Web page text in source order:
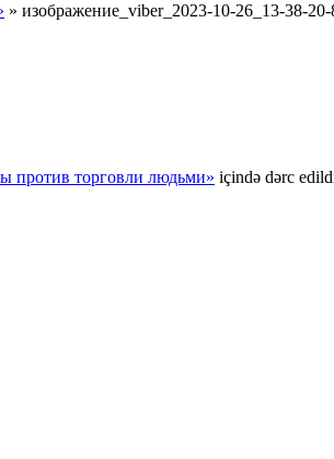
» изображение_viber_2023-10-26_13-38-20-
против торговли людьми» içində dərc